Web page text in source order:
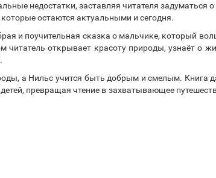
недостатки, заставляя читателя задуматься о
остаются актуальными и сегодня.
и поучительная сказка о мальчике, который
читатель открывает красоту природы, узнаёт о
а Нильс учится быть добрым и смелым. Книга
превращая чтение в захватывающее